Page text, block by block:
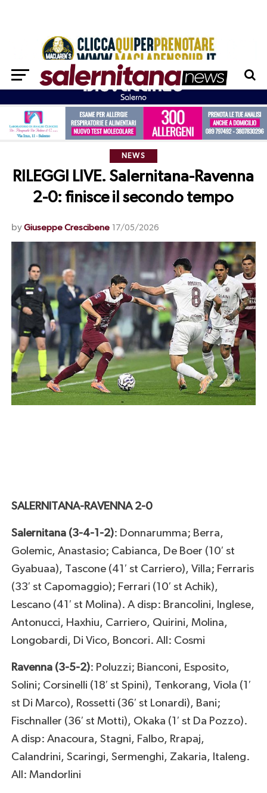
NEWS
RILEGGI LIVE. Salernitana-Ravenna
2-0: finisce il secondo tempo
by Giuseppe Crescibene 17/05/2026
SALERNITANA-RAVENNA 2-0
Salernitana (3-4-1-2): Donnarumma; Berra,
Golemic, Anastasio; Cabianca, De Boer (10′ st
Gyabuaa), Tascone (41′ st Carriero), Villa; Ferraris
(33′ st Capomaggio); Ferrari (10′ st Achik),
Lescano (41′ st Molina). A disp: Brancolini, Inglese,
Antonucci, Haxhiu, Carriero, Quirini, Molina,
Longobardi, Di Vico, Boncori. All: Cosmi
Ravenna (3-5-2): Poluzzi; Bianconi, Esposito,
Solini; Corsinelli (18′ st Spini), Tenkorang, Viola (1′
st Di Marco), Rossetti (36′ st Lonardi), Bani;
Fischnaller (36′ st Motti), Okaka (1′ st Da Pozzo).
A disp: Anacoura, Stagni, Falbo, Rrapaj,
Calandrini, Scaringi, Sermenghi, Zakaria, Italeng.
All: Mandorlini